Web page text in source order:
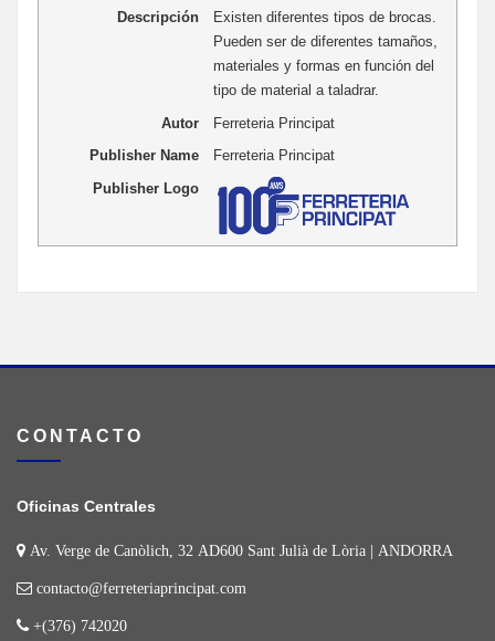
Descripción
Existen diferentes tipos de brocas.
Pueden ser de diferentes tamaños,
materiales y formas en función del
tipo de material a taladrar.
Autor
Ferreteria Principat
Publisher Name
Ferreteria Principat
Publisher Logo
CONTACTO
Oficinas Centrales
Av. Verge de Canòlich, 32 AD600 Sant Julià de Lòria | ANDORRA
contacto@ferreteriaprincipat.com
+(376) 742020